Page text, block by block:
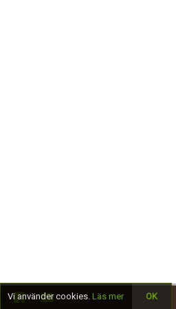
Vi använder cookies. Läs mer OK